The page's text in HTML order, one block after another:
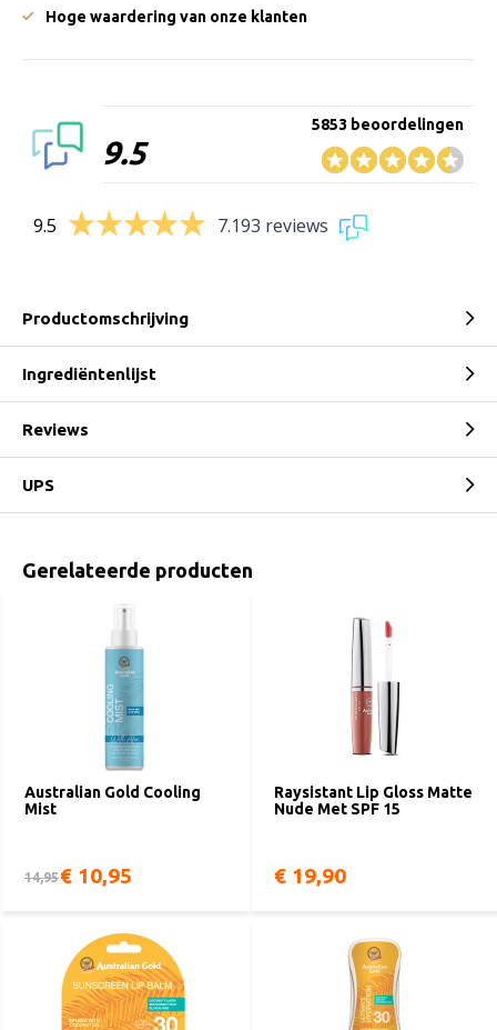
Hoge waardering van onze klanten
9.5
5853 beoordelingen
9.5 7.193 reviews
Productomschrijving
Ingrediëntenlijst
Reviews
UPS
Gerelateerde producten
Australian Gold Cooling
Mist
14,95€ 10,95
Raysistant Lip Gloss Matte
Nude Met SPF 15
€ 19,90